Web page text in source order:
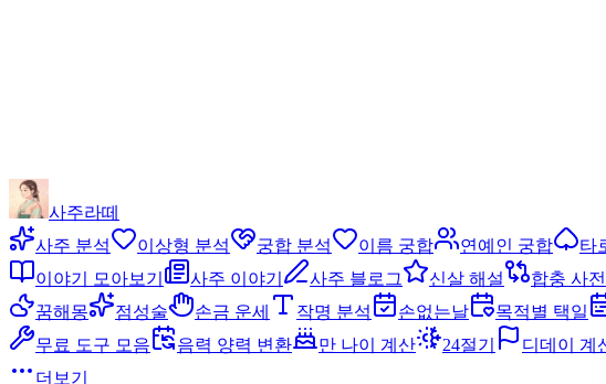
사주라떼
사주 분석
이상형 분석 궁합 분석 이름 궁합 연예인 궁합 타
이야기 모아보기
사주 이야기 사주 블로그 신살 해설 합충 사전
꿈해몽
점성술 손금 운세 작명 분석 손없는날 목적별 택일
무료 도구 모음
음력 양력 변환 만 나이 계산 24절기 디데이 계
더보기